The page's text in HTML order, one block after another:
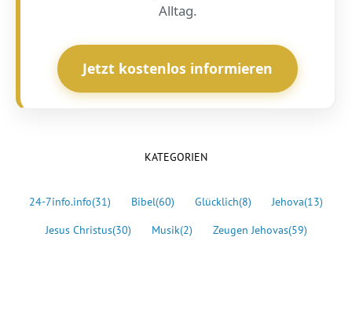
Alltag.
Jetzt kostenlos informieren
KATEGORIEN
24-7info.info(31) Bibel(60) Glücklich(8) Jehova(13)
Jesus Christus(30) Musik(2) Zeugen Jehovas(59)